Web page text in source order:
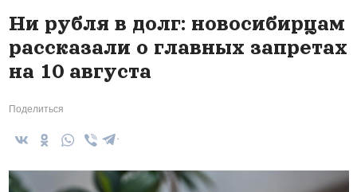
Ни рубля в долг: новосибирцам
рассказали о главных запретах
на 10 августа
Поделиться